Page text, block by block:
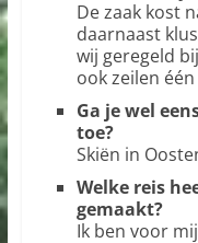
De zaak kost
daarnaast
wij geregeld
ook zeilen
Ga je wel
toe?
Skiën in
Welke reis
gemaakt?
Ik ben voor